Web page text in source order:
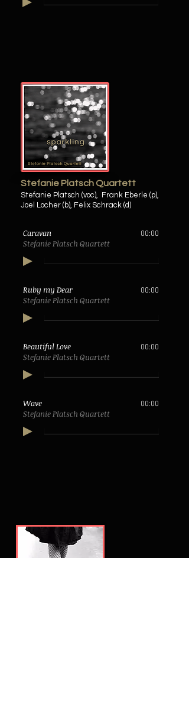
Stefanie Platsch Quartett
Stefanie Platsch (voc),
Frank Eberle (p),
Joel Locher (b), Felix Schrack (d)
Caravan
Stefanie Platsch Quartett
00:00
Ruby my Dear
Stefanie Platsch Quartett
00:00
Beautiful Love
Stefanie Platsch Quartett
00:00
Wave
Stefanie Platsch Quartett
00:00